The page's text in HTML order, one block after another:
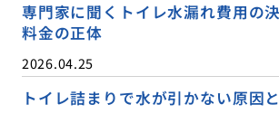
専門家に聞くトイレ水漏れ費用の
料金の正体
2026.04.25
トイレ詰まりで水が引かない原因